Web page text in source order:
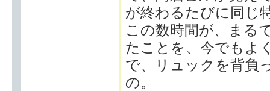
が終わるたびに同じ
この数時間が、まる
たことを、今でもよ
で、リュックを背負
の。